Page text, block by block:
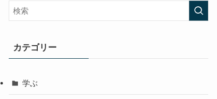
カテゴリー
学ぶ